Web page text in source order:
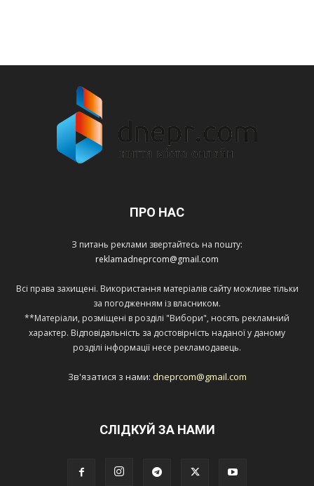
ПРО НАС
З питань реклами звертайтесь на пошту:
reklamadneprcom@gmail.com
Всі права захищені. Використання матеріалів сайту можливе тільки
за погодженням із власником.
**Матеріали, розміщені в розділі "Вибори", носять рекламний
характер. Відповідальність за достовірність наданої у даному
розділі інформації несе рекламодавець.
Зв'язатися з нами: dneprcom@gmail.com
СЛІДКУЙ ЗА НАМИ